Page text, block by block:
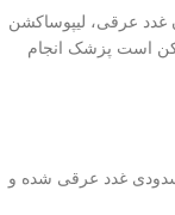
غدد عرقی، لیپوساکشن
است پزشک انجام
غدد عرقی شده و